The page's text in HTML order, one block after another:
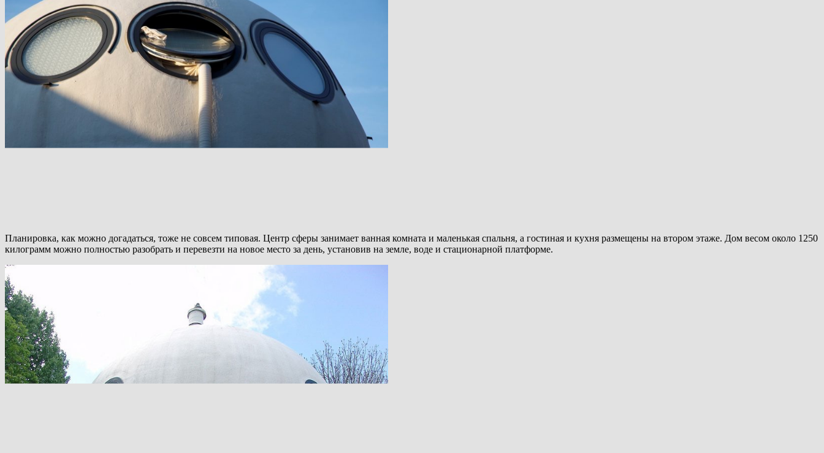
Планировка, как можно догадаться, тоже не совсем типовая. Центр сферы занимает ванная комната и маленькая спальня, а гостиная и кухня размещены на втором этаже. Дом весом около 1250
килограмм можно полностью разобрать и перевезти на новое место за день, установив на земле, воде и стационарной платформе.